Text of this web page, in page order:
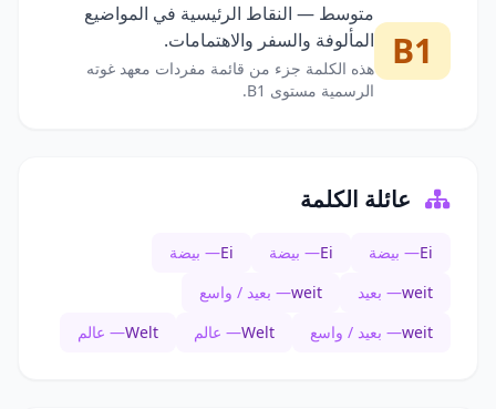
B1
متوسط — النقاط الرئيسية في المواضيع
المألوفة والسفر والاهتمامات.
هذه الكلمة جزء من قائمة مفردات معهد غوته
الرسمية مستوى B1.
عائلة الكلمة
Ei— بيضة Ei— بيضة Ei— بيضة
weit— بعيد weit— بعيد / واسع
weit— بعيد / واسع Welt— عالم Welt— عالم